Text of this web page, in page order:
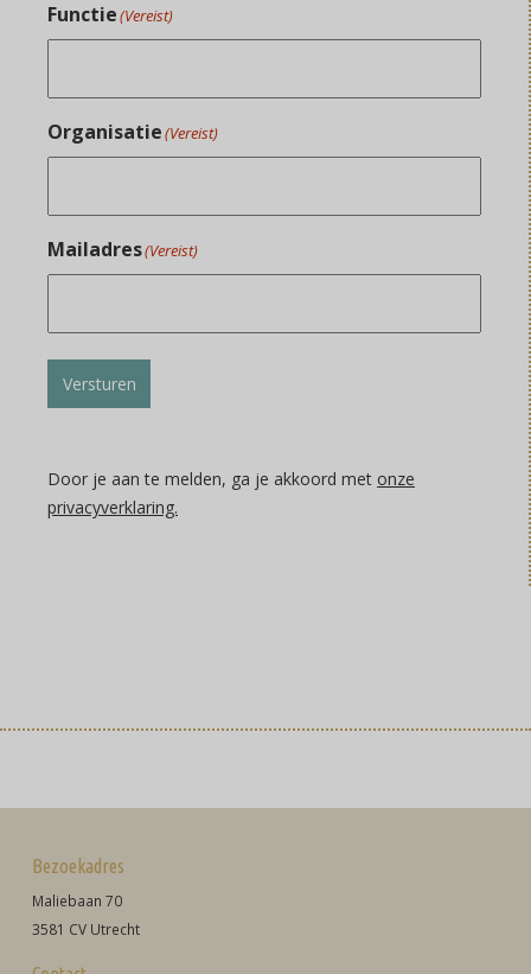
Functie(Vereist)
Organisatie(Vereist)
Mailadres(Vereist)
Versturen
Door je aan te melden, ga je akkoord met onze
privacyverklaring.
Bezoekadres
Maliebaan 70
3581 CV Utrecht